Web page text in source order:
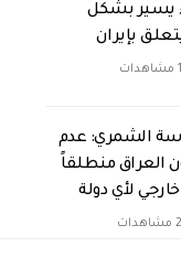
يسير بشكل
بإيران
الشمري: عدم
العراق منطلقاً
لأي دولة